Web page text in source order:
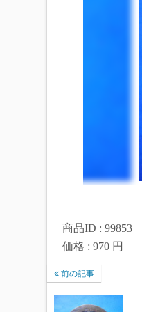
商品ID : 99853
価格 : 970 円
前の記事